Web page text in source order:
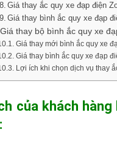
Giá thay ắc quy xe đạp điện
Giá thay bình ắc quy xe đạp
Giá thay bộ bình ắc quy xe
Giá thay mới bình ắc quy xe
Giá thay bình ắc quy xe đạp
Lợi ích khi chọn dịch vụ thay
của khách